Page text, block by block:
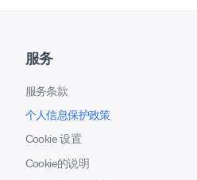
服务
服务条款
个人信息保护政策
Cookie 设置
Cookie的说明